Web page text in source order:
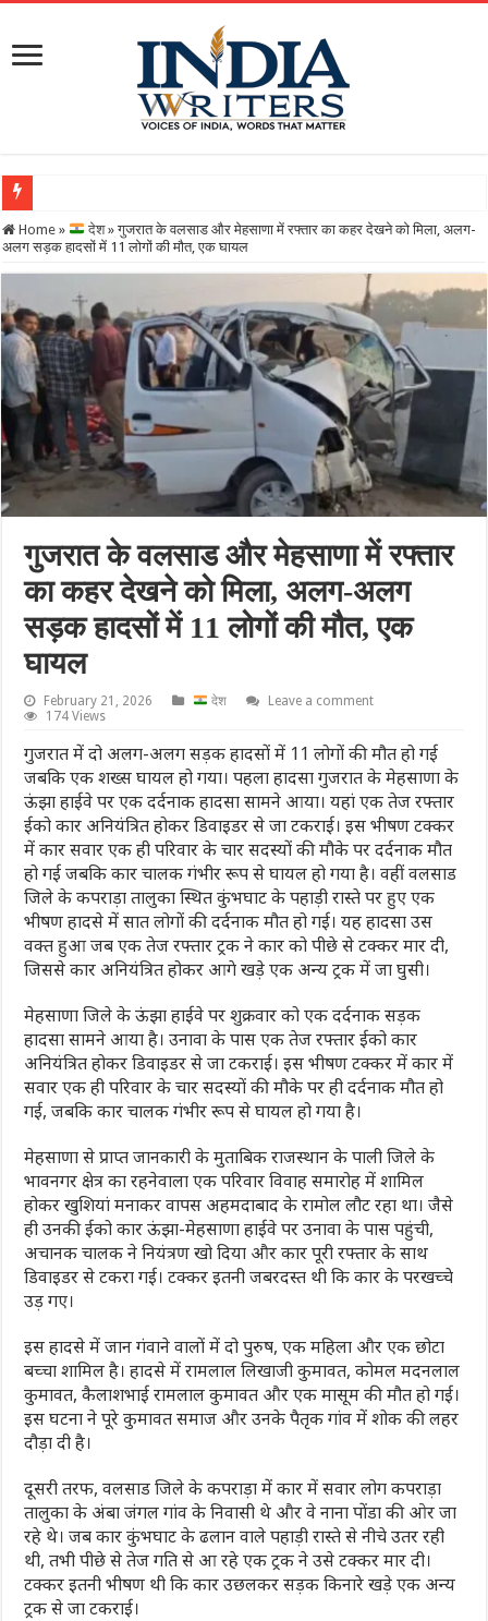
Home » देश » गुजरात के वलसाड और मेहसाणा में रफ्तार का कहर देखने को मिला, अलग-
अलग सड़क हादसों में 11 लोगों की मौत, एक घायल
गुजरात के वलसाड और मेहसाणा में रफ्तार
का कहर देखने को मिला, अलग-अलग
सड़क हादसों में 11 लोगों की मौत, एक
घायल
February 21, 2026 देश
Leave a comment
174 Views
गुजरात में दो अलग-अलग सड़क हादसों में 11 लोगों की मौत हो गई
जबकि एक शख्स घायल हो गया। पहला हादसा गुजरात के मेहसाणा के
ऊंझा हाईवे पर एक दर्दनाक हादसा सामने आया। यहां एक तेज रफ्तार
ईको कार अनियंत्रित होकर डिवाइडर से जा टकराई। इस भीषण टक्कर
में कार सवार एक ही परिवार के चार सदस्यों की मौके पर दर्दनाक मौत
हो गई जबकि कार चालक गंभीर रूप से घायल हो गया है। वहीं वलसाड
जिले के कपराड़ा तालुका स्थित कुंभघाट के पहाड़ी रास्ते पर हुए एक
भीषण हादसे में सात लोगों की दर्दनाक मौत हो गई। यह हादसा उस
वक्त हुआ जब एक तेज रफ्तार ट्रक ने कार को पीछे से टक्कर मार दी,
जिससे कार अनियंत्रित होकर आगे खड़े एक अन्य ट्रक में जा घुसी।
मेहसाणा जिले के ऊंझा हाईवे पर शुक्रवार को एक दर्दनाक सड़क
हादसा सामने आया है। उनावा के पास एक तेज रफ्तार ईको कार
अनियंत्रित होकर डिवाइडर से जा टकराई। इस भीषण टक्कर में कार में
सवार एक ही परिवार के चार सदस्यों की मौके पर ही दर्दनाक मौत हो
गई, जबकि कार चालक गंभीर रूप से घायल हो गया है।
मेहसाणा से प्राप्त जानकारी के मुताबिक राजस्थान के पाली जिले के
भावनगर क्षेत्र का रहनेवाला एक परिवार विवाह समारोह में शामिल
होकर खुशियां मनाकर वापस अहमदाबाद के रामोल लौट रहा था। जैसे
ही उनकी ईको कार ऊंझा-मेहसाणा हाईवे पर उनावा के पास पहुंची,
अचानक चालक ने नियंत्रण खो दिया और कार पूरी रफ्तार के साथ
डिवाइडर से टकरा गई। टक्कर इतनी जबरदस्त थी कि कार के परखच्चे
उड़ गए।
इस हादसे में जान गंवाने वालों में दो पुरुष, एक महिला और एक छोटा
बच्चा शामिल है। हादसे में रामलाल लिखाजी कुमावत, कोमल मदनलाल
कुमावत, कैलाशभाई रामलाल कुमावत और एक मासूम की मौत हो गई।
इस घटना ने पूरे कुमावत समाज और उनके पैतृक गांव में शोक की लहर
दौड़ा दी है।
दूसरी तरफ, वलसाड जिले के कपराड़ा में कार में सवार लोग कपराड़ा
तालुका के अंबा जंगल गांव के निवासी थे और वे नाना पोंडा की ओर जा
रहे थे। जब कार कुंभघाट के ढलान वाले पहाड़ी रास्ते से नीचे उतर रही
थी, तभी पीछे से तेज गति से आ रहे एक ट्रक ने उसे टक्कर मार दी।
टक्कर इतनी भीषण थी कि कार उछलकर सड़क किनारे खड़े एक अन्य
ट्रक से जा टकराई।